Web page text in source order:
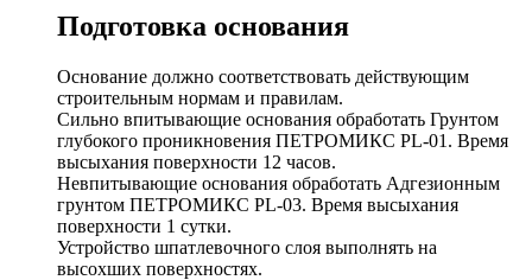
Подготовка основания
Основание должно соответствовать действующим
строительным нормам и правилам.
Сильно впитывающие основания обработать Грунтом
глубокого проникновения ПЕТРОМИКС PL-01. Время
высыхания поверхности 12 часов.
Невпитывающие основания обработать Адгезионным
грунтом ПЕТРОМИКС PL-03. Время высыхания
поверхности 1 сутки.
Устройство шпатлевочного слоя выполнять на
высохших поверхностях.